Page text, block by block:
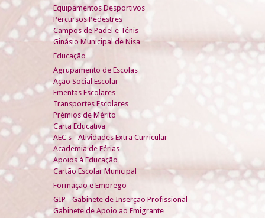
Equipamentos Desportivos
Percursos Pedestres
Campos de Padel e Ténis
Ginásio Municipal de Nisa
Educação
Agrupamento de Escolas
Ação Social Escolar
Ementas Escolares
Transportes Escolares
Prémios de Mérito
Carta Educativa
AEC's - Atividades Extra Curricular
Academia de Férias
Apoios à Educação
Cartão Escolar Municipal
Formação e Emprego
GIP - Gabinete de Inserção Profissional
Gabinete de Apoio ao Emigrante